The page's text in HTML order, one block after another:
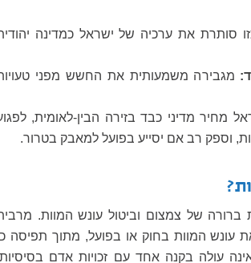
סותרת את ערכיה של ישראל כמדינה
מגבירה משמעותית את החשש מפני
מחיר מדיני כבד בזירה הבין-לאומית,
וספק רב אם יסייע בפועל למאבק בטרור.
ברורה של צמצום וביטול עונש המוות.
עונש המוות בחוק או בפועל, מתוך תפיסה
עולה בקנה אחד עם זכויות אדם